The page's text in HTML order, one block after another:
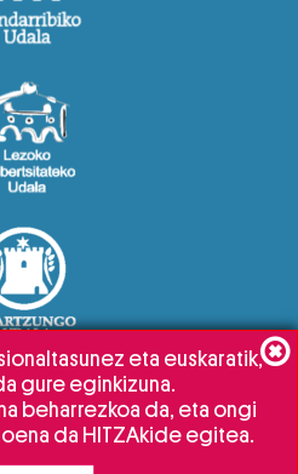
eta euskaratik,
gure eginkizuna.
beharrezkoa da, eta ongi
da HITZAkide egitea.